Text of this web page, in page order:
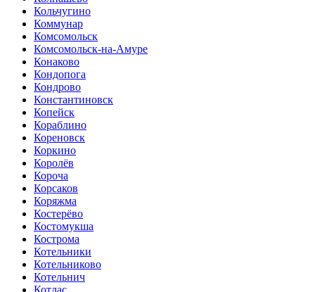
Кольчугино
Коммунар
Комсомольск
Комсомольск-на-Амуре
Конаково
Кондопога
Кондрово
Константиновск
Копейск
Кораблино
Кореновск
Коркино
Королёв
Короча
Корсаков
Коряжма
Костерёво
Костомукша
Кострома
Котельники
Котельниково
Котельнич
Котлас